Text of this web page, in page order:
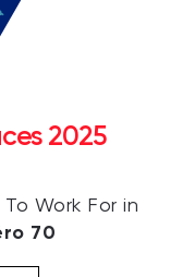
2025
Work For in
70